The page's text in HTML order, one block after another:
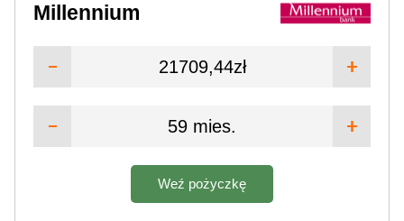
Pomoc
Millennium
21709,44zł
59 mies.
Weź pożyczkę